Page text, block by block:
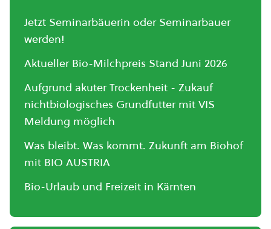
Jetzt Seminarbäuerin oder Seminarbauer
werden!
Aktueller Bio-Milchpreis Stand Juni 2026
Aufgrund akuter Trockenheit - Zukauf
nichtbiologisches Grundfutter mit VIS
Meldung möglich
Was bleibt. Was kommt. Zukunft am Biohof
mit BIO AUSTRIA
Bio-Urlaub und Freizeit in Kärnten